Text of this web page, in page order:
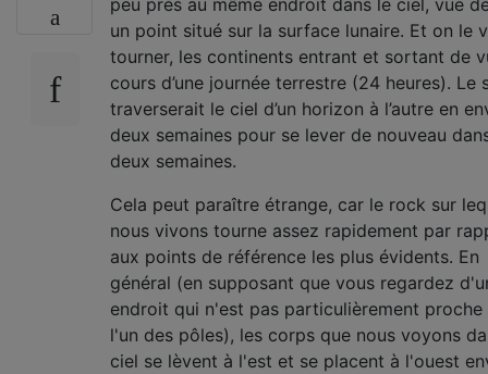
un point situé sur la surface lunaire. Et on le
tourner, les continents entrant et sortant de
cours d’une journée terrestre (24 heures). Le
traverserait le ciel d’un horizon à l’autre en
deux semaines pour se lever de nouveau
deux semaines.
Cela peut paraître étrange, car le rock sur
nous vivons tourne assez rapidement par
aux points de référence les plus évidents. En
général (en supposant que vous regardez
endroit qui n'est pas particulièrement proche
l'un des pôles), les corps que nous voyons
ciel se lèvent à l'est et se placent à l'ouest